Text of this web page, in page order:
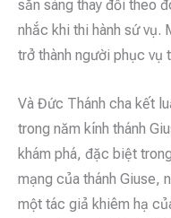
sẵn sàng thay đổi theo
nhắc khi thi hành sứ vụ.
trở thành người phục
Và Đức Thánh cha kết
trong năm kính thánh
khám phá, đặc biệt
mạng của thánh Giuse,
một tác giả khiêm hạ